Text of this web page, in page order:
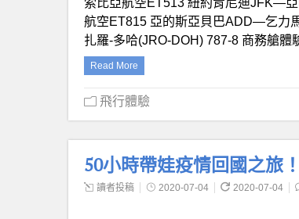
索比亞航空ET513 紐約肯尼迪JFK—
航空ET815 亞的斯亞貝巴ADD—乞力
扎羅-多哈(JRO-DOH) 787-8 商務艙
Read More
飛行體驗
50小時帶娃疫情回國之旅
讀者投稿 2020-07-04 2020-07-04